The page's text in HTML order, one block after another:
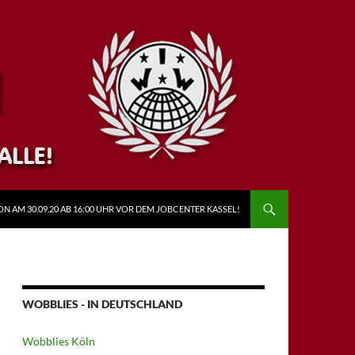
AM 30.09.20 AB 16:00 UHR VOR DEM JOBCENTER KASSEL!
WOBBLIES - IN DEUTSCHLAND
Wobblies Köln